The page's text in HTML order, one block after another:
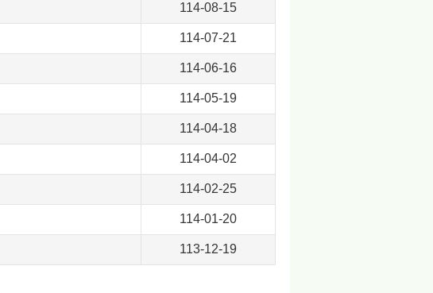
114-08-15
114-07-21
114-06-16
114-05-19
114-04-18
114-04-02
114-02-25
114-01-20
113-12-19